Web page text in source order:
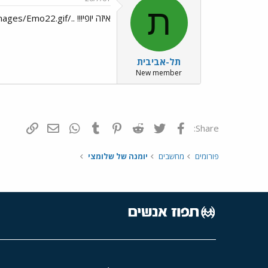
ת
תל-אביבית
New member
איזה יופי!!! ../images/Emo22.gif
Share: פייסבוק Twitter
Reddit
Pinterest
Tumblr
WhatsAppדואר אלקטרוני
פורומים מחשבים יומנה של שלומצי